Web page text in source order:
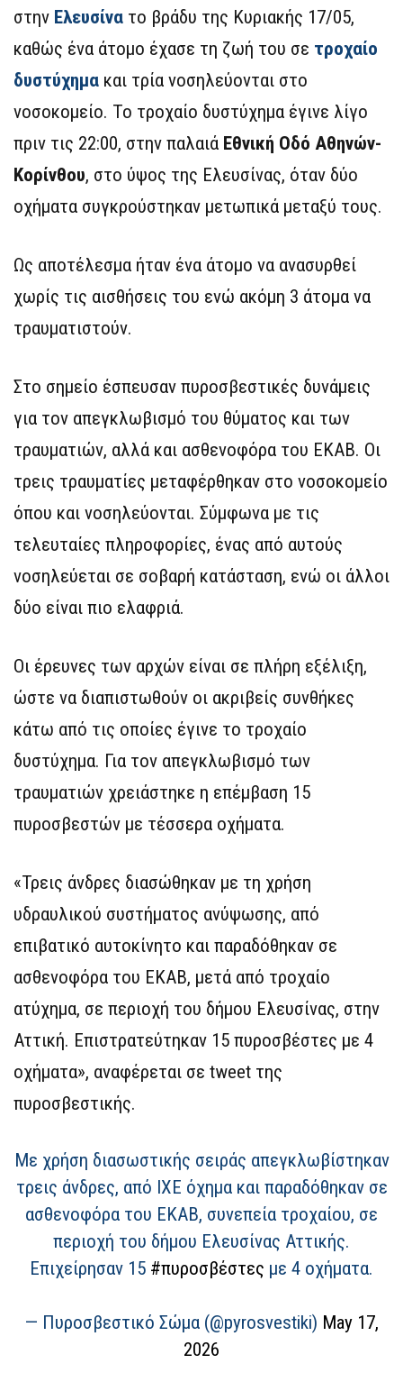
στην Ελευσίνα το βράδυ της Κυριακής 17/05,
καθώς ένα άτομο έχασε τη ζωή του σε τροχαίο
δυστύχημα και τρία νοσηλεύονται στο
νοσοκομείο. Το τροχαίο δυστύχημα έγινε λίγο
πριν τις 22:00, στην παλαιά Εθνική Οδό Αθηνών-
Κορίνθου, στο ύψος της Ελευσίνας, όταν δύο
οχήματα συγκρούστηκαν μετωπικά μεταξύ τους.
Ως αποτέλεσμα ήταν ένα άτομο να ανασυρθεί
χωρίς τις αισθήσεις του ενώ ακόμη 3 άτομα να
τραυματιστούν.
Στο σημείο έσπευσαν πυροσβεστικές δυνάμεις
για τον απεγκλωβισμό του θύματος και των
τραυματιών, αλλά και ασθενοφόρα του ΕΚΑΒ. Οι
τρεις τραυματίες μεταφέρθηκαν στο νοσοκομείο
όπου και νοσηλεύονται. Σύμφωνα με τις
τελευταίες πληροφορίες, ένας από αυτούς
νοσηλεύεται σε σοβαρή κατάσταση, ενώ οι άλλοι
δύο είναι πιο ελαφριά.
Οι έρευνες των αρχών είναι σε πλήρη εξέλιξη,
ώστε να διαπιστωθούν οι ακριβείς συνθήκες
κάτω από τις οποίες έγινε το τροχαίο
δυστύχημα. Για τον απεγκλωβισμό των
τραυματιών χρειάστηκε η επέμβαση 15
πυροσβεστών με τέσσερα οχήματα.
«Τρεις άνδρες διασώθηκαν με τη χρήση
υδραυλικού συστήματος ανύψωσης, από
επιβατικό αυτοκίνητο και παραδόθηκαν σε
ασθενοφόρα του ΕΚΑΒ, μετά από τροχαίο
ατύχημα, σε περιοχή του δήμου Ελευσίνας, στην
Αττική. Επιστρατεύτηκαν 15 πυροσβέστες με 4
οχήματα», αναφέρεται σε tweet της
πυροσβεστικής.
Με χρήση διασωστικής σειράς απεγκλωβίστηκαν
τρεις άνδρες, από ΙΧΕ όχημα και παραδόθηκαν σε
ασθενοφόρα του ΕΚΑΒ, συνεπεία τροχαίου, σε
περιοχή του δήμου Ελευσίνας Αττικής.
Επιχείρησαν 15 #πυροσβέστες με 4 οχήματα.
— Πυροσβεστικό Σώμα (@pyrosvestiki) May 17,
2026